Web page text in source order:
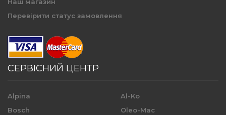
Перевірити статус замовлення
СЕРВІСНИЙ ЦЕНТР
Alpina
Bosch
Al-Ko
Oleo-Mac